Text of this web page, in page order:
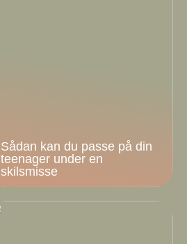
Sådan kan du passe på din
teenager under en
skilsmisse